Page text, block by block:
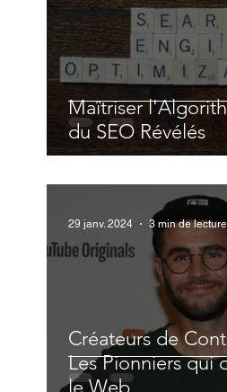
Maîtriser
du SEO Révélés
Créateurs de
Les Pionniers qui
le Web
29 janv. 2024 3 min de lecture